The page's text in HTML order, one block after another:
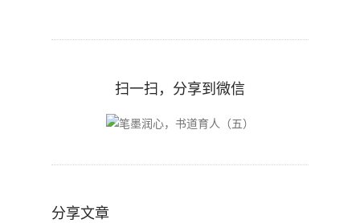
扫一扫，分享到微信
分享文章